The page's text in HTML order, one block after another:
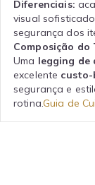
Diferenciais:
visual
segurança dos
Composição do
Uma legging de
excelente custo-
segurança e
rotina.Guia de